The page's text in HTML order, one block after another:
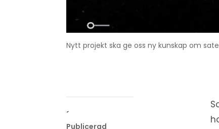
Nytt projekt ska ge oss ny kunskap om
´
Publicerad